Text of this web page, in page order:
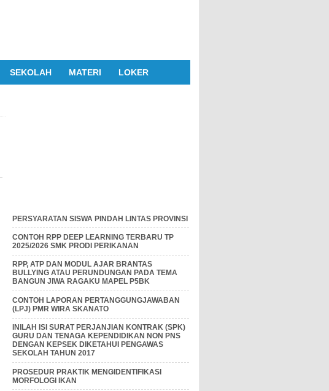
SEKOLAH MATERI LOKER
PERSYARATAN SISWA PINDAH LINTAS PROVINSI
CONTOH RPP DEEP LEARNING TERBARU TP
2025/2026 SMK PRODI PERIKANAN
RPP, ATP DAN MODUL AJAR BRANTAS
BULLYING ATAU PERUNDUNGAN PADA TEMA
BANGUN JIWA RAGAKU MAPEL P5BK
CONTOH LAPORAN PERTANGGUNGJAWABAN
(LPJ) PMR WIRA SKANATO
INILAH ISI SURAT PERJANJIAN KONTRAK (SPK)
GURU DAN TENAGA KEPENDIDIKAN NON PNS
DENGAN KEPSEK DIKETAHUI PENGAWAS
SEKOLAH TAHUN 2017
PROSEDUR PRAKTIK MENGIDENTIFIKASI
MORFOLOGI IKAN